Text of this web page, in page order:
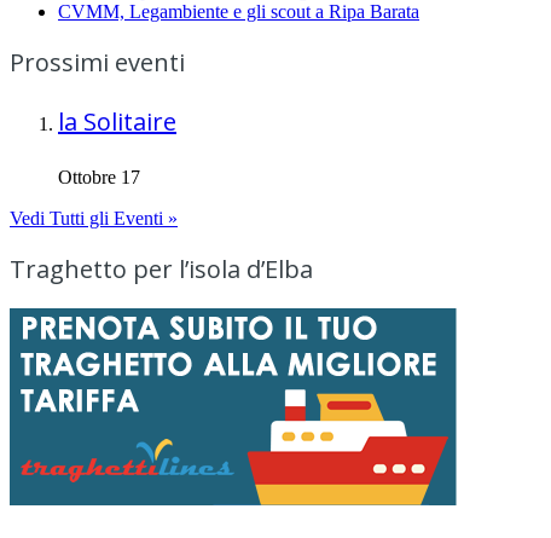
CVMM, Legambiente e gli scout a Ripa Barata
Prossimi eventi
la Solitaire
Ottobre 17
Vedi Tutti gli Eventi »
Traghetto per l’isola d’Elba